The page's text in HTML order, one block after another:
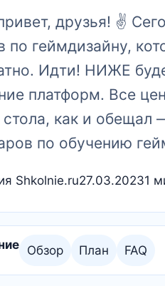
друзья! ✌
по геймдизайну,
Идти! НИЖЕ
платформ. Все
как и обещал
по обучению
Shkolnie.ru27.03.20231
Обзор План FAQ